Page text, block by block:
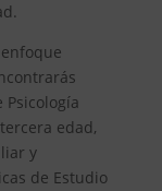
Psicología
edad,
y
de Estudio